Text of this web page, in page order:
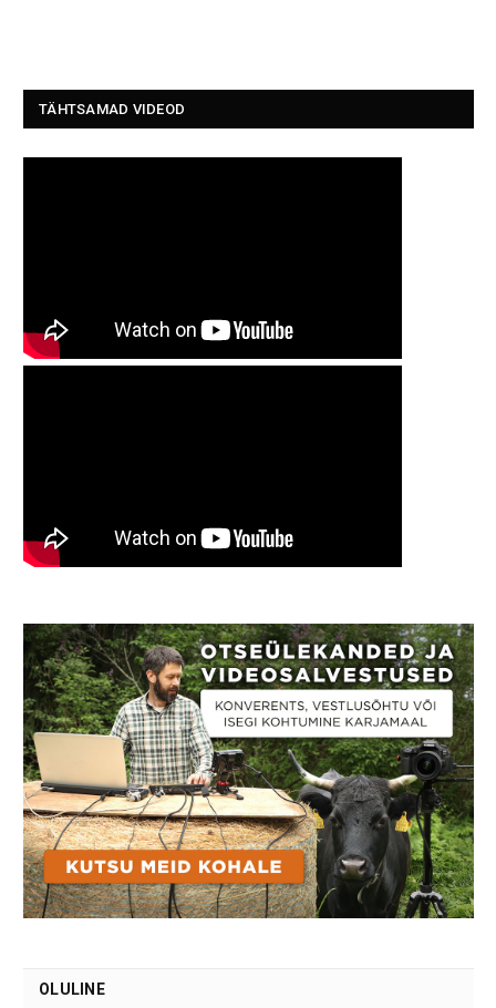
TÄHTSAMAD VIDEOD
OLULINE